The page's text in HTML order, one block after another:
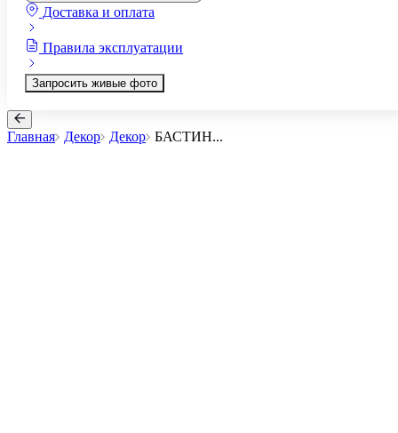
Доставка и оплата
Правила эксплуатации
Запросить живые фото
Главная Декор Декор БАСТИН...